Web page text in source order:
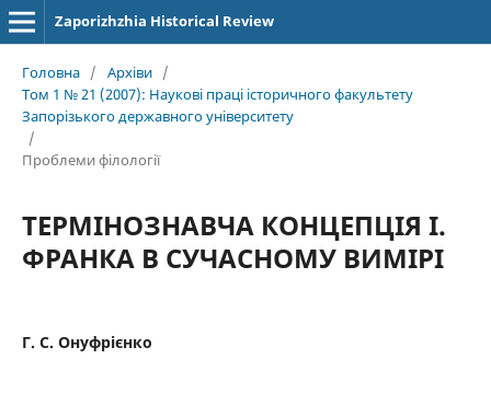
Zaporizhzhia Historical Review
Головна / Архіви /
Том 1 № 21 (2007): Наукові праці історичного факультету
Запорізького державного університету
/
Проблеми філології
ТЕРМІНОЗНАВЧА КОНЦЕПЦІЯ І.
ФРАНКА В СУЧАСНОМУ ВИМІРІ
Г. С. Онуфрієнко